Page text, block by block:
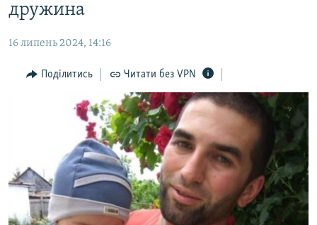
основної
Перейти
пошукуІНТЕРВ'Ю
ВСЕ ЗА ДЕНЬ
СПЕЦПРОЕКТИ
ДЕПОРТАЦІЯ
ВІДЕОУРОКИ «ELIFBE»
СВІДЧЕННЯ ОКУПАЦІЇ
ЯК ОБІЙТИ БЛОКУВАННЯ
Русский
Qırımtatar
дружина
16 липень 2024, 14:16
Поділитись Читати без VPN